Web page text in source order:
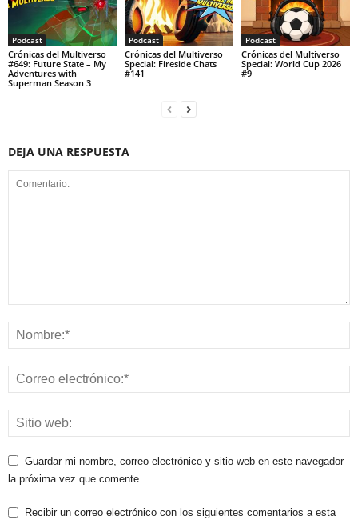
Podcast
Crónicas del Multiverso
#649: Future State – My
Adventures with
Superman Season 3
Podcast
Crónicas del Multiverso
Special: Fireside Chats
#141
Podcast
Crónicas del Multiverso
Special: World Cup 2026
#9
DEJA UNA RESPUESTA
Guardar mi nombre, correo electrónico y sitio web en este navegador
la próxima vez que comente.
Recibir un correo electrónico con los siguientes comentarios a esta